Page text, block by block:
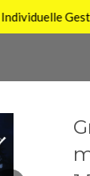
Individuelle